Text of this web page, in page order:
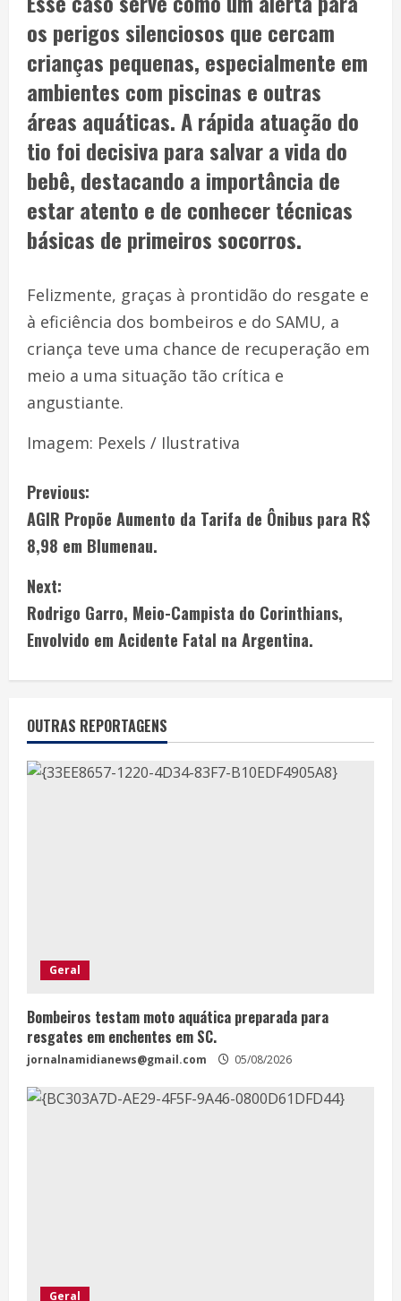
os perigos silenciosos que cercam
crianças pequenas, especialmente em
ambientes com piscinas e outras
áreas aquáticas. A rápida atuação do
tio foi decisiva para salvar a vida do
bebê, destacando a importância de
estar atento e de conhecer técnicas
básicas de primeiros socorros.
Felizmente, graças à prontidão do resgate e
à eficiência dos bombeiros e do SAMU, a
criança teve uma chance de recuperação em
meio a uma situação tão crítica e
angustiante.
Imagem: Pexels / Ilustrativa
Previous:
AGIR Propõe Aumento da Tarifa de Ônibus para R$
8,98 em Blumenau.
Next:
Rodrigo Garro, Meio-Campista do Corinthians,
Envolvido em Acidente Fatal na Argentina.
OUTRAS REPORTAGENS
Geral
Bombeiros testam moto aquática preparada para
resgates em enchentes em SC.
jornalnamidianews@gmail.com 05/08/2026
Geral